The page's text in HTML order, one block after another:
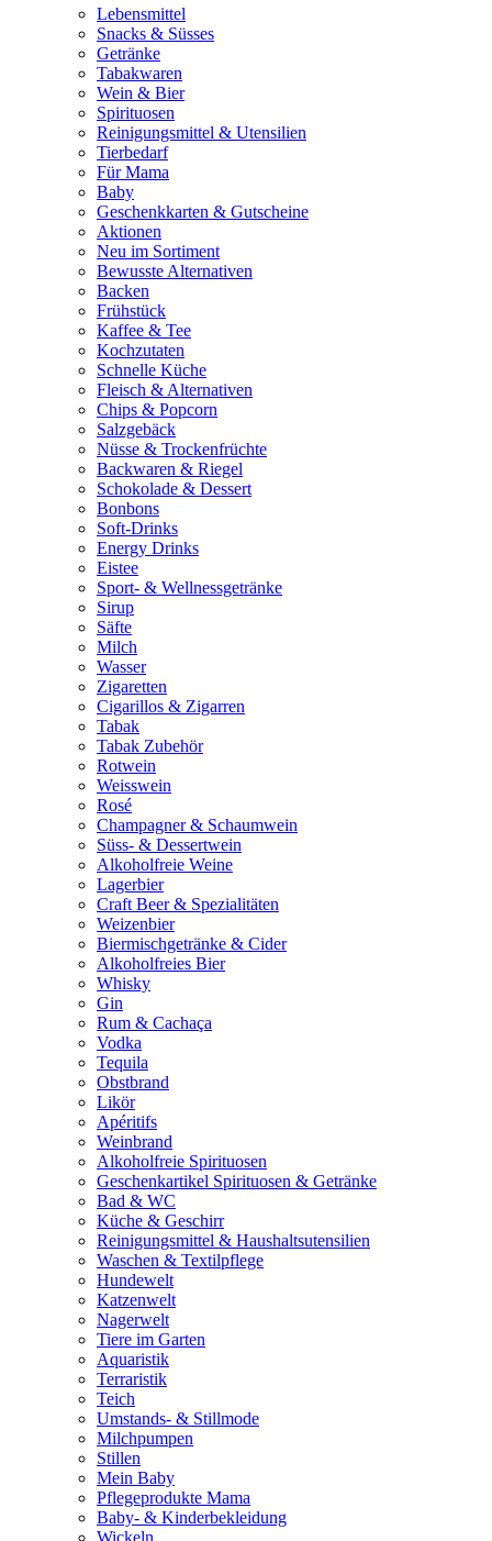
Lebensmittel
Snacks & Süsses
Getränke
Tabakwaren
Wein & Bier
Spirituosen
Reinigungsmittel & Utensilien
Tierbedarf
Für Mama
Baby
Geschenkkarten & Gutscheine
Aktionen
Neu im Sortiment
Bewusste Alternativen
Backen
Frühstück
Kaffee & Tee
Kochzutaten
Schnelle Küche
Fleisch & Alternativen
Chips & Popcorn
Salzgebäck
Nüsse & Trockenfrüchte
Backwaren & Riegel
Schokolade & Dessert
Bonbons
Soft-Drinks
Energy Drinks
Eistee
Sport- & Wellnessgetränke
Sirup
Säfte
Milch
Wasser
Zigaretten
Cigarillos & Zigarren
Tabak
Tabak Zubehör
Rotwein
Weisswein
Rosé
Champagner & Schaumwein
Süss- & Dessertwein
Alkoholfreie Weine
Lagerbier
Craft Beer & Spezialitäten
Weizenbier
Biermischgetränke & Cider
Alkoholfreies Bier
Whisky
Gin
Rum & Cachaça
Vodka
Tequila
Obstbrand
Likör
Apéritifs
Weinbrand
Alkoholfreie Spirituosen
Geschenkartikel Spirituosen & Getränke
Bad & WC
Küche & Geschirr
Reinigungsmittel & Haushaltsutensilien
Waschen & Textilpflege
Hundewelt
Katzenwelt
Nagerwelt
Tiere im Garten
Aquaristik
Terraristik
Teich
Umstands- & Stillmode
Milchpumpen
Stillen
Mein Baby
Pflegeprodukte Mama
Baby- & Kinderbekleidung
Wickeln